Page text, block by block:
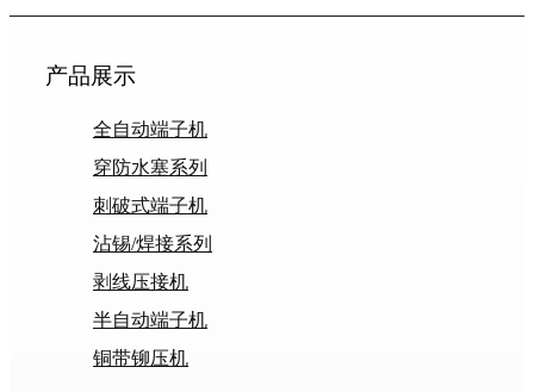
产品展示
全自动端子机
穿防水塞系列
刺破式端子机
沾锡/焊接系列
剥线压接机
半自动端子机
铜带铆压机